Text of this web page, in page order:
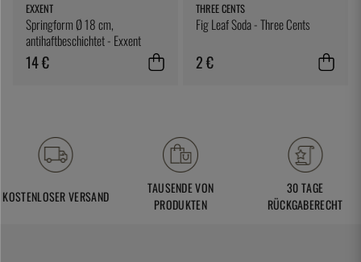
EXXENT
Springform Ø 18 cm,
antihaftbeschichtet - Exxent
14 €
THREE CENTS
Fig Leaf Soda - Three Cents
2 €
KOSTENLOSER VERSAND
TAUSENDE VON
PRODUKTEN
30 TAGE
RÜCKGABERECHT